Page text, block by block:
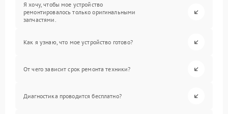
Я хочу, чтобы мое устройство
ремонтировалось только оригинальными
запчастями.
Как я узнаю, что мое устройство готово?
От чего зависит срок ремонта техники?
Диагностика проводится бесплатно?